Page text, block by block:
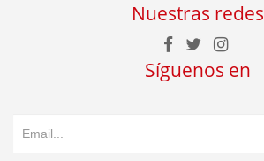
Nuestras redes
Síguenos en